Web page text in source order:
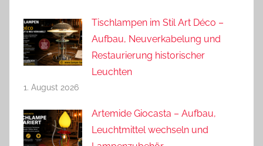
Tischlampen im Stil Art Déco –
Aufbau, Neuverkabelung und
Restaurierung historischer
Leuchten
1. August 2026
Artemide Giocasta – Aufbau,
Leuchtmittel wechseln und